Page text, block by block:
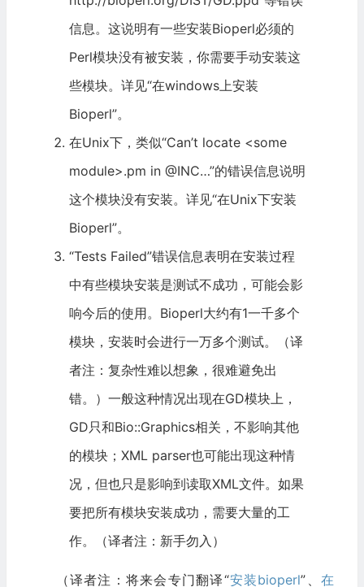
信息。这说明有一些安装Bioperl必须的
Perl模块没有被安装，你需要手动安装这
些模块。详见“在windows上安装
Bioperl”。
在Unix下，类似“Can’t locate <some
module>.pm in @INC…”的错误信息说明
这个模块没有安装。详见“在Unix下安装
Bioperl”。
“Tests Failed”错误信息表明在安装过程
中有些模块安装是测试不成功，可能会影
响今后的使用。Bioperl大约有1一千多个
模块，安装时会进行一万多个测试。（译
者注：复杂性难以想象，很难避免出
错。）一般这种情况出现在GD模块上，
GD只和Bio::Graphics相关，不影响其他
的模块； XMLparser也可能出现这种情
况，但也只是影响到读取XML文件。如果
要把所有模块安装成功，需要大量的工
作。（译者注：新手勿入）
（译者注：将来会专门翻译“安装bioperl”、 在